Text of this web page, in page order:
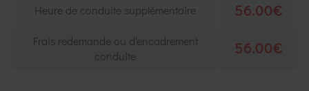
Heure de conduite supplémentaire 56.00€
Frais redemande ou d'encadrement
conduite
56.00€